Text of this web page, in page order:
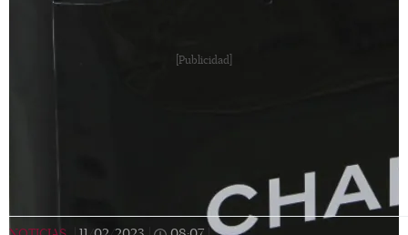
[Publicidad]